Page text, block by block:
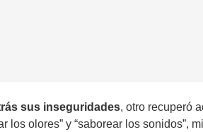
sus inseguridades, otro recuperó
olores” y “saborear los